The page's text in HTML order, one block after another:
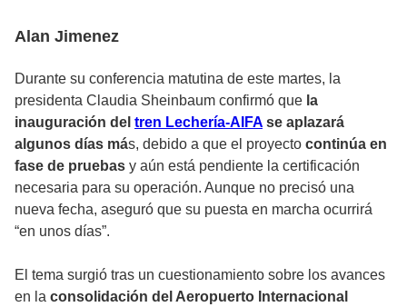
Alan Jimenez
Durante su conferencia matutina de este martes, la
presidenta Claudia Sheinbaum confirmó que la
inauguración del tren Lechería-AIFA se aplazará
algunos días más, debido a que el proyecto continúa en
fase de pruebas y aún está pendiente la certificación
necesaria para su operación. Aunque no precisó una
nueva fecha, aseguró que su puesta en marcha ocurrirá
“en unos días”.
El tema surgió tras un cuestionamiento sobre los avances
en la consolidación del Aeropuerto Internacional